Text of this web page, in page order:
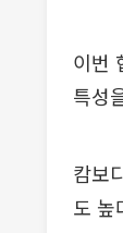
이번
특성
캄보
도 높